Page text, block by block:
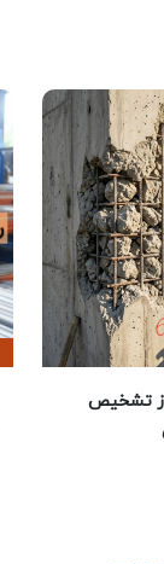
تشخیص